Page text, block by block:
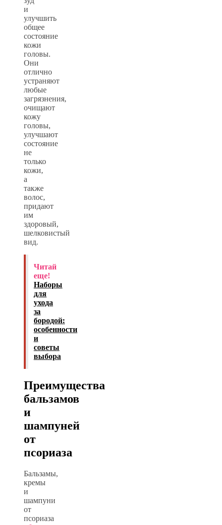
и
улучшить
общее
состояние
кожи
головы.
Они
отлично
устраняют
любые
загрязнения,
очищают
кожу
головы,
улучшают
состояние
не
только
кожи,
а
также
волос,
придают
им
здоровый,
шелковистый
вид.
Читай
еще!
Наборы
для
ухода
за
бородой:
особенности
и
советы
выбора
Преимущества
бальзамов
и
шампуней
от
псориаза
Бальзамы,
кремы
и
шампуни
от
псориаза